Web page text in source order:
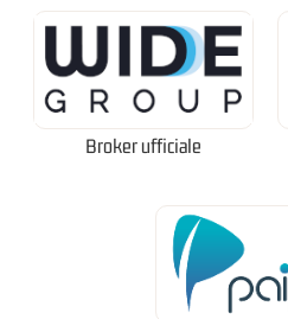
Broker ufficiale